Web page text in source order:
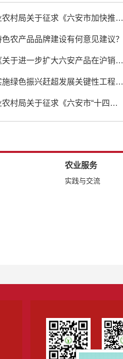
【征集】六安市农业农村局关于征求《六安市加快推进农业农村现代化（和美乡村建设）“十五五”规划》意见的公告
色农产品品牌建设有何意见建议？
【征集】关于征求《关于进一步扩大六安产品在沪销售规模的若干举措 （征求意见稿）》意见的公告
【征集】您对我市实施绿色振兴赶超发展关键性工程有何意见建议？
【征集】六安市农业农村局关于征求《六安市“十四五”农村人居环境整治提升行动实施方案》（征求意见稿）社会公众...
农业服务
实践与交流